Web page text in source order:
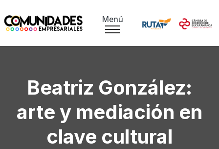
Menú
Beatriz González:
arte y mediación en
clave cultural